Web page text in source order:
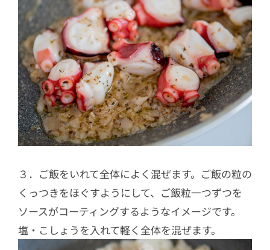
３．ご飯をいれて全体によく混ぜます。ご飯の粒の
くっつきをほぐすようにして、ご飯粒一つずつを
ソースがコーティングするようなイメージです。
塩・こしょうを入れて軽く全体を混ぜます。